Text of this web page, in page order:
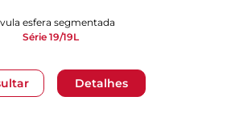
Detalhes
esfera segmentada
Série 19/19L